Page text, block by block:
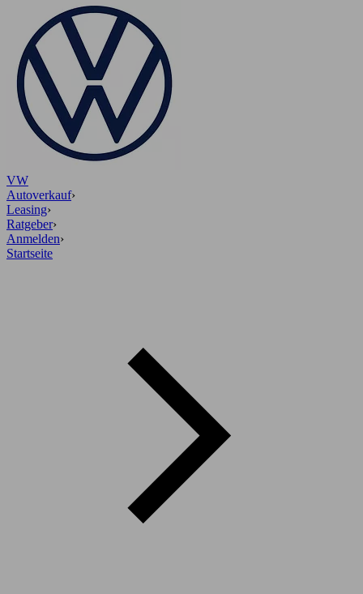
VW
Autoverkauf›
Leasing›
Ratgeber›
Anmelden›
Startseite